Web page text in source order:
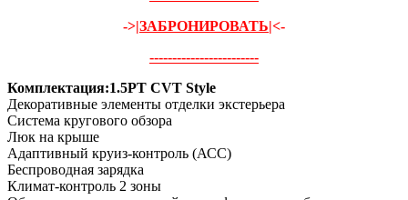
->|ЗАБРОНИРОВАТЬ|<-
------------------------
Комплектация:1.5PT CVT Style
Декоративные элементы отделки экстерьера
Система кругового обзора
Люк на крыше
Адаптивный круиз-контроль (АСС)
Беспроводная зарядка
Климат-контроль 2 зоны